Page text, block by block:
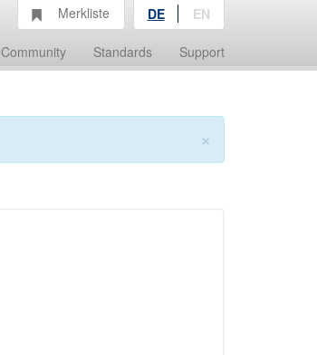
Community Standards Support
Merkliste DE EN
×